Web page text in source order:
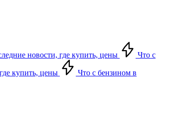
новости, где купить, цены Что с
купить, цены
Что с бензином в